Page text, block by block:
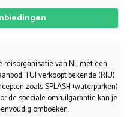
reisorganisatie van NL met een
TUI verkoopt bekende (RIU)
zoals SPLASH (waterparken)
de speciale omruilgarantie kan je
omboeken.